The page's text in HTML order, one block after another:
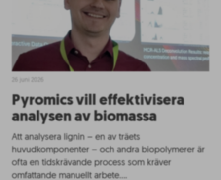
Pyromics vill effektivisera
analysen av biomassa
Att analysera lignin – en av träets
huvudkomponenter – och andra biopolymerer är
ofta en tidskrävande process som kräver
omfattande manuellt arbete….